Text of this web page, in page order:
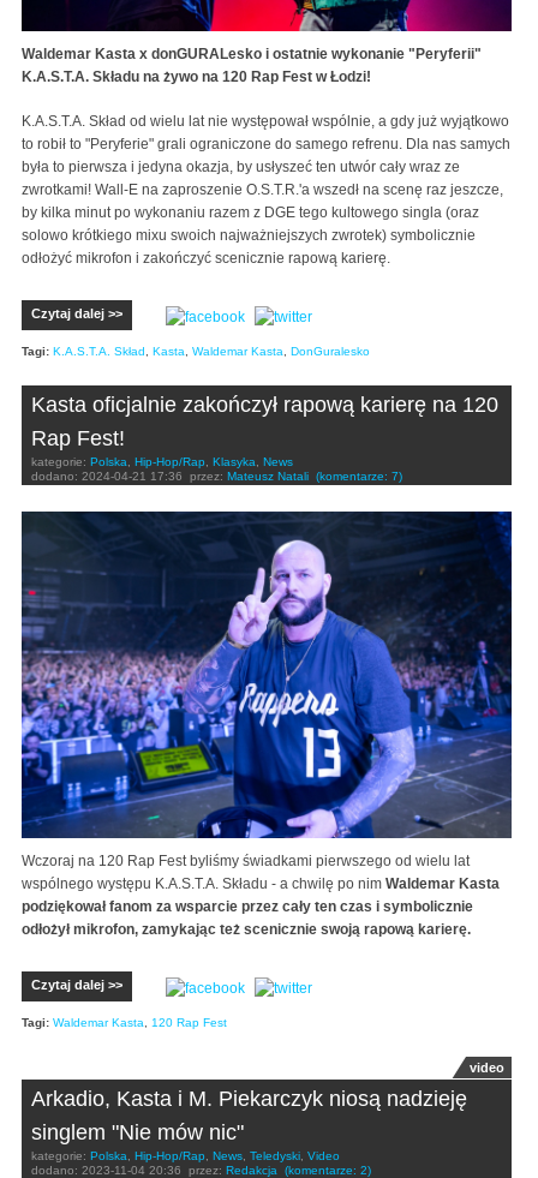
Waldemar Kasta x donGURALesko i ostatnie wykonanie "Peryferii"
K.A.S.T.A. Składu na żywo na 120 Rap Fest w Łodzi!
K.A.S.T.A. Skład od wielu lat nie występował wspólnie, a gdy już wyjątkowo
to robił to "Peryferie" grali ograniczone do samego refrenu. Dla nas samych
była to pierwsza i jedyna okazja, by usłyszeć ten utwór cały wraz ze
zwrotkami! Wall-E na zaproszenie O.S.T.R.'a wszedł na scenę raz jeszcze,
by kilka minut po wykonaniu razem z DGE tego kultowego singla (oraz
solowo krótkiego mixu swoich najważniejszych zwrotek) symbolicznie
odłożyć mikrofon i zakończyć scenicznie rapową karierę.
Czytaj dalej >>
Tagi: K.A.S.T.A. Skład Kasta Waldemar Kasta DonGuralesko
Kasta oficjalnie zakończył rapową karierę na 120
Rap Fest!
kategorie: Polska Hip-Hop/Rap Klasyka
News
dodano: 2024-04-21 17:36 przez: Mateusz Natali (komentarze: 7)
Wczoraj na 120 Rap Fest byliśmy świadkami pierwszego od wielu lat
wspólnego występu K.A.S.T.A. Składu - a chwilę po nim Waldemar Kasta
podziękował fanom za wsparcie przez cały ten czas i symbolicznie
odłożył mikrofon, zamykając też scenicznie swoją rapową karierę.
Czytaj dalej >>
Tagi: Waldemar Kasta 120 Rap Fest
video
Arkadio, Kasta i M. Piekarczyk niosą nadzieję
singlem "Nie mów nic"
kategorie: Polska Hip-Hop/Rap News Teledyski Video
dodano: 2023-11-04 20:36 przez: Redakcja (komentarze: 2)